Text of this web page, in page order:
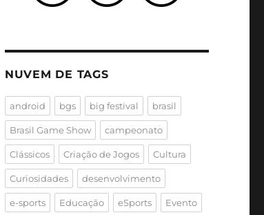
NUVEM DE TAGS
android bgs big festival brasil
Brasil Game Show campeonato
Clássicos Criação de Jogos Cultura
Curiosidades desenvolvimento
e-sports Educação eSports Evento